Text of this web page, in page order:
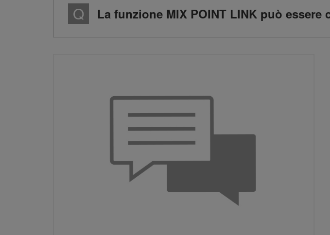
La funzione MIX POINT LINK può